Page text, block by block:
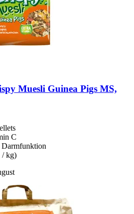
Muesli Guinea Pigs MS,
C
Darmfunktion
/ kg)